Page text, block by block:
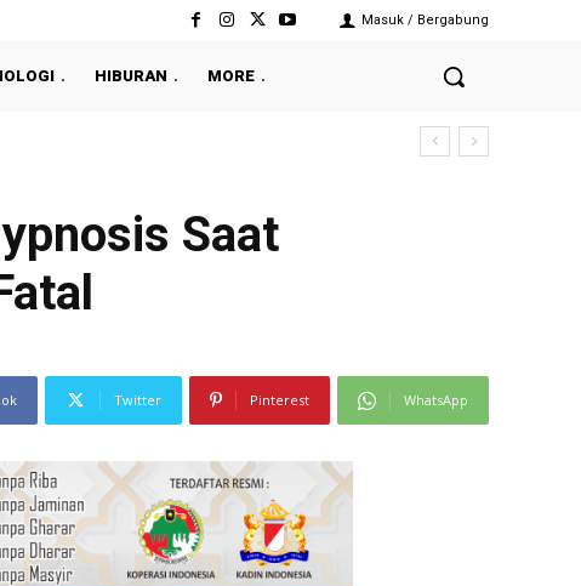
Masuk / Bergabung
HIBURAN MORE
Saat
Twitter Pinterest WhatsApp